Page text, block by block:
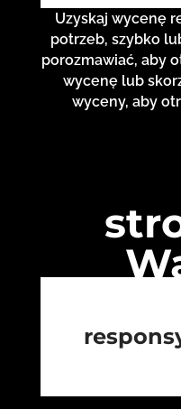
Uzyskaj wycenę
potrzeb, szybko
porozmawiać, aby
wycenę lub
wyceny, aby